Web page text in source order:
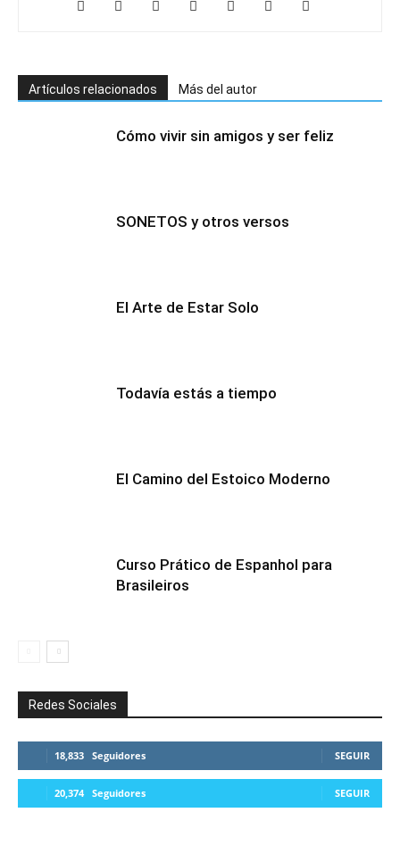
Artículos relacionados Más del autor
Cómo vivir sin amigos y ser feliz
SONETOS y otros versos
El Arte de Estar Solo
Todavía estás a tiempo
El Camino del Estoico Moderno
Curso Prático de Espanhol para
Brasileiros
Redes Sociales
18,833 Seguidores SEGUIR
20,374 Seguidores SEGUIR